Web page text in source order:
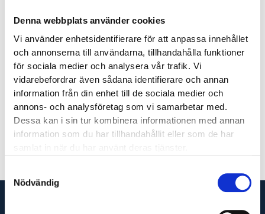
Denna webbplats använder cookies
Vi använder enhetsidentifierare för att anpassa innehållet
och annonserna till användarna, tillhandahålla funktioner
för sociala medier och analysera vår trafik. Vi
vidarebefordrar även sådana identifierare och annan
information från din enhet till de sociala medier och
annons- och analysföretag som vi samarbetar med.
Dessa kan i sin tur kombinera informationen med annan
information som du har tillhandahållit eller som de har
Nödvändig
Ett värde av 44250:- (se bild för mer information)
Författare
Niklas af Kleen
niklas@glaj.se
010-263 25 04